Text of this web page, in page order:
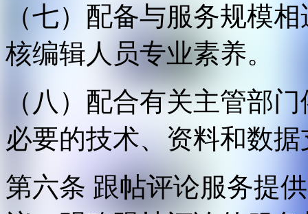
（七）配备与服务规模
核编辑人员专业素养。
（八）配合有关主管部
必要的技术、资料和数
第六条 跟帖评论服务提